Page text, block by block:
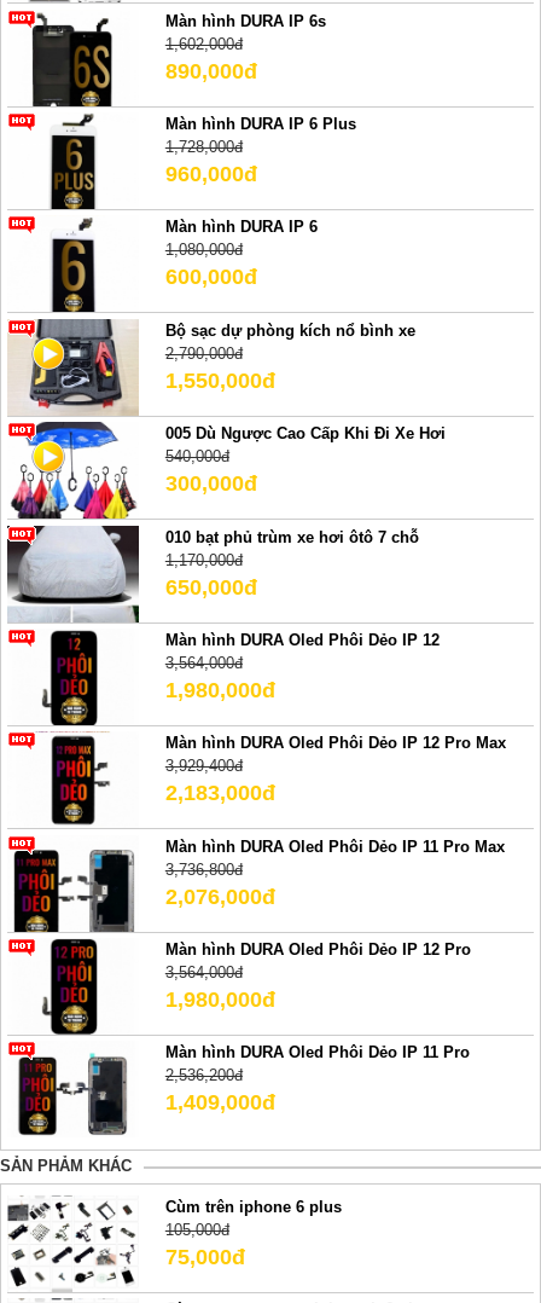
Màn hình DURA IP 6s
1,602,000đ
890,000đ
Màn hình DURA IP 6 Plus
1,728,000đ
960,000đ
Màn hình DURA IP 6
1,080,000đ
600,000đ
Bộ sạc dự phòng kích nổ bình xe
2,790,000đ
1,550,000đ
005 Dù Ngược Cao Cấp Khi Đi Xe Hơi
540,000đ
300,000đ
010 bạt phủ trùm xe hơi ôtô 7 chỗ
1,170,000đ
650,000đ
Màn hình DURA Oled Phôi Dẻo IP 12
3,564,000đ
1,980,000đ
Màn hình DURA Oled Phôi Dẻo IP 12 Pro Max
3,929,400đ
2,183,000đ
Màn hình DURA Oled Phôi Dẻo IP 11 Pro Max
3,736,800đ
2,076,000đ
Màn hình DURA Oled Phôi Dẻo IP 12 Pro
3,564,000đ
1,980,000đ
Màn hình DURA Oled Phôi Dẻo IP 11 Pro
2,536,200đ
1,409,000đ
SẢN PHẢM KHÁC
Cùm trên iphone 6 plus
105,000đ
75,000đ